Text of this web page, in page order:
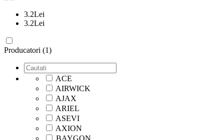
3.2Lei
3.2Lei
Producatori (1)
ACE
AIRWICK
AJAX
ARIEL
ASEVI
AXION
BAYGON